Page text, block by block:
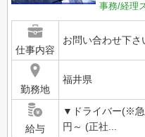
事務/経理
仕事内容
お問い合わせ下さ
勤務地
福井県
給与
▼ドライバー(※急
円～ (正社...